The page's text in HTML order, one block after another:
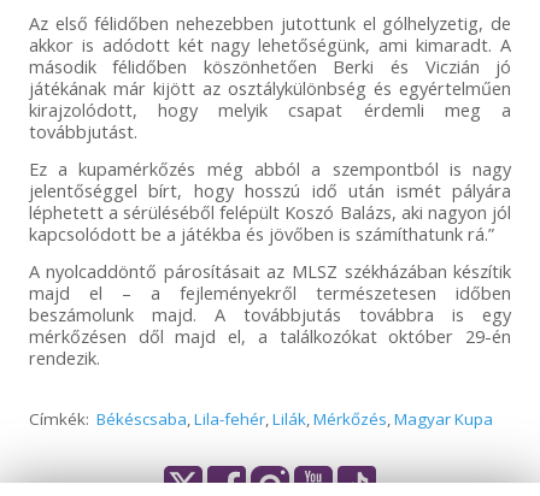
Az első félidőben nehezebben jutottunk el gólhelyzetig, de
akkor is adódott két nagy lehetőségünk, ami kimaradt. A
második félidőben köszönhetően Berki és Viczián jó
játékának már kijött az osztálykülönbség és egyértelműen
kirajzolódott, hogy melyik csapat érdemli meg a
továbbjutást.
Ez a kupamérkőzés még abból a szempontból is nagy
jelentőséggel bírt, hogy hosszú idő után ismét pályára
léphetett a sérüléséből felépült Koszó Balázs, aki nagyon jól
kapcsolódott be a játékba és jövőben is számíthatunk rá.”
A nyolcaddöntő párosításait az MLSZ székházában készítik
majd el – a fejleményekről természetesen időben
beszámolunk majd. A továbbjutás továbbra is egy
mérkőzésen dől majd el, a találkozókat október 29-én
rendezik.
Címkék: Békéscsaba,Lila-fehér,Lilák,Mérkőzés,Magyar Kupa